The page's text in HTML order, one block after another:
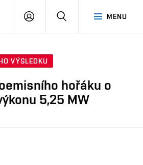
MENU
PŘIHLÁSIT
VÝSLEDKU
hořáku o
5,25 MW